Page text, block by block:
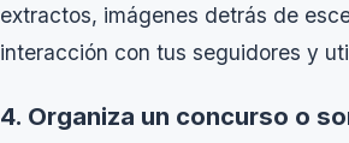
extractos, imágenes detrás de
interacción con tus seguidores y
4. Organiza un concurso o